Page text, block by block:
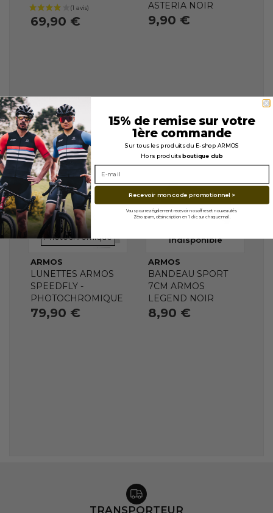
69,90 €
ASTERIA NOIR
9,90 €
En stock
VERRES
Photochromique
ARMOS
LUNETTES ARMOS
SPEEDFLY -
PHOTOCHROMIQUE
79,90 €
Indisponible
ARMOS
BANDEAU SPORT
7CM ARMOS
LEGEND NOIR
8,90 €
TRANSPORTEUR
15% de remise sur votre
1ère commande
Sur tous les produits du E-shop ARMOS
Hors produitsboutique club
Recevoir mon code promotionnel >
Vous pourrez également recevoir nos offres et nouveautés.
Zéro spam, désincription en 1 clic sur chaque mail.